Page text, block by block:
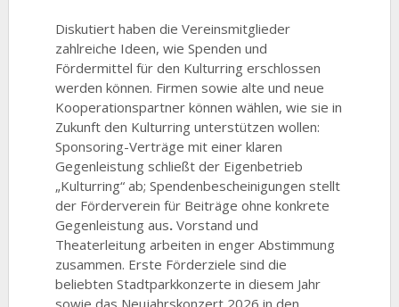
Diskutiert haben die Vereinsmitglieder
zahlreiche Ideen, wie Spenden und
Fördermittel für den Kulturring erschlossen
werden können. Firmen sowie alte und neue
Kooperationspartner können wählen, wie sie in
Zukunft den Kulturring unterstützen wollen:
Sponsoring-Verträge mit einer klaren
Gegenleistung schließt der Eigenbetrieb
„Kulturring“ ab; Spendenbescheinigungen stellt
der Förderverein für Beiträge ohne konkrete
Gegenleistung aus. Vorstand und
Theaterleitung arbeiten in enger Abstimmung
zusammen. Erste Förderziele sind die
beliebten Stadtparkkonzerte in diesem Jahr